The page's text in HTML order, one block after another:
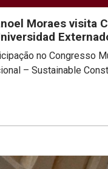
Moraes visita
no Congresso
– Sustainable